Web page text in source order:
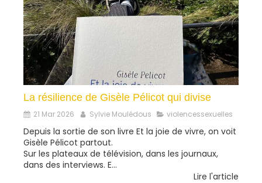
La résilience de Gisèle Pélicot qui divise
21 Mar 2026 Sylvie Moulédous violencessexuelles
Depuis la sortie de son livre Et la joie de vivre, on voit
Gisèle Pélicot partout.
Sur les plateaux de télévision, dans les journaux,
dans des interviews. E...
Lire l'article